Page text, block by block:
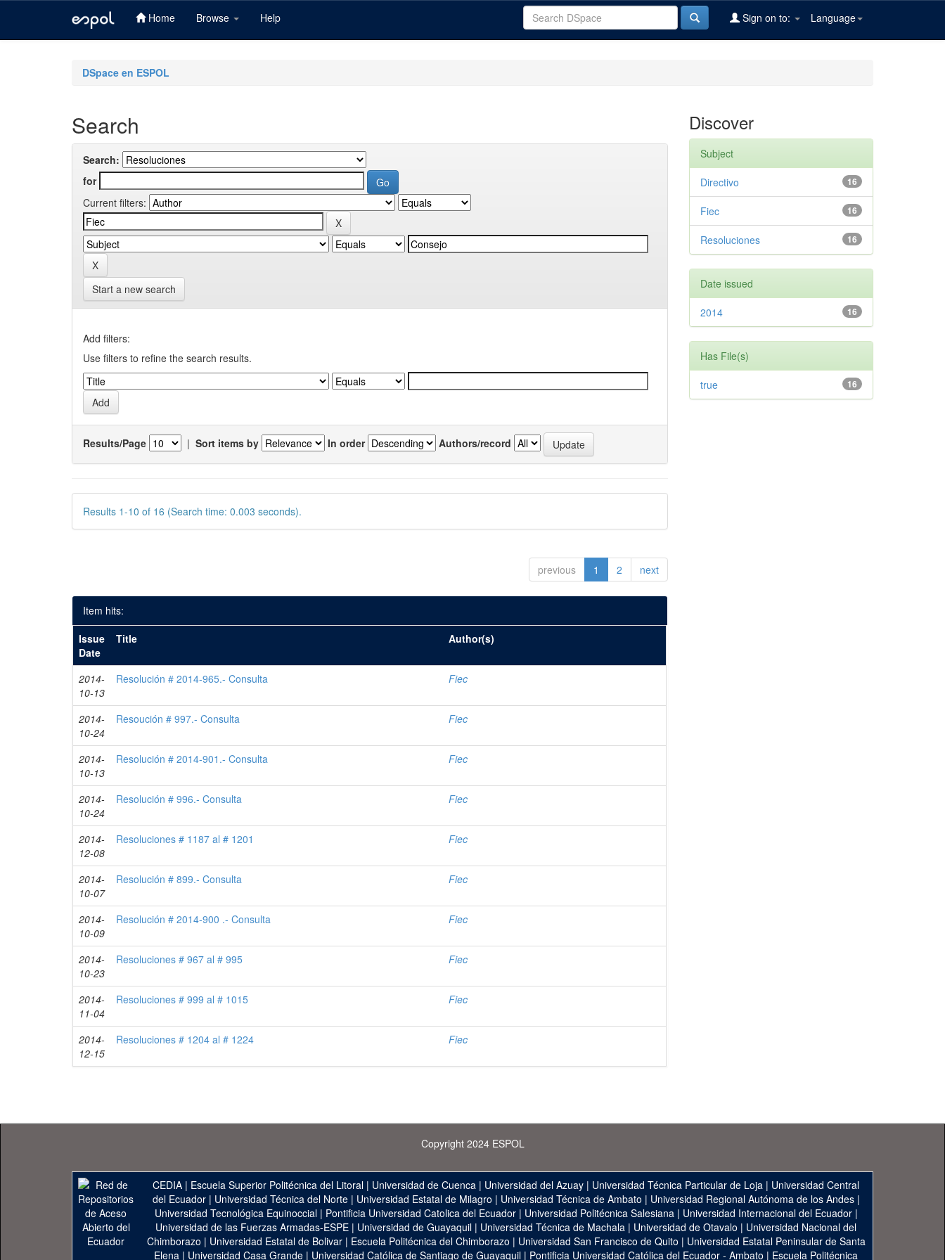
Home Browse Help Language
Sign on to:
DSpace en ESPOL
Search
Search:
for
Current filters:
Start a new search
Add filters:
Use filters to refine the search results.
Results/Page | Sort items by In order Authors/record
Results 1-10 of 16 (Search time: 0.003 seconds).
previous 1 2 next
Item hits:
Issue
Date
Title Author(s)
2014-
10-13
Resolución # 2014-965.- Consulta Fiec
2014-
10-24
Resoución # 997.- Consulta Fiec
2014-
10-13
Resolución # 2014-901.- Consulta Fiec
2014-
10-24
Resolución # 996.- Consulta Fiec
2014-
12-08
Resoluciones # 1187 al # 1201 Fiec
2014-
10-07
Resolución # 899.- Consulta Fiec
2014-
10-09
Resolución # 2014-900 .- Consulta Fiec
2014-
10-23
Resoluciones # 967 al # 995 Fiec
2014-
11-04
Resoluciones # 999 al # 1015 Fiec
2014-
12-15
Resoluciones # 1204 al # 1224 Fiec
Discover
Subject
16
Directivo
16
Fiec
16
Resoluciones
Date issued
16
2014
Has File(s)
16
true
Copyright 2024 ESPOL
CEDIA | Escuela Superior Politécnica del Litoral | Universidad de Cuenca | Universidad del Azuay | Universidad Técnica Particular de Loja | Universidad Central
del Ecuador| Universidad Técnica del Norte| Universidad Estatal de Milagro | Universidad Técnica de Ambato | Universidad Regional Autónoma de los Andes|
Universidad Tecnológica Equinoccial| Pontificia Universidad Catolica del Ecuador| Universidad Politécnica Salesiana| Universidad Internacional del Ecuador|
Universidad de las Fuerzas Armadas-ESPE | Universidad de Guayaquil | Universidad Técnica de Machala | Universidad de Otavalo | Universidad Nacional del
Chimborazo | Universidad Estatal de Bolivar| Escuela Politécnica del Chimborazo | Universidad San Francisco de Quito | Universidad Estatal Peninsular de Santa
Elena | Universidad Casa Grande | Universidad Católica de Santiago de Guayaquil | Pontificia Universidad Católica del Ecuador - Ambato | Escuela Politécnica